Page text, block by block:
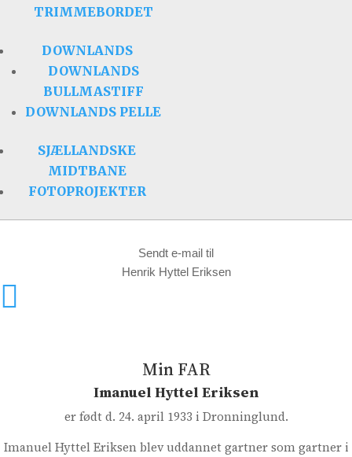
TRIMMEBORDET
DOWNLANDS
DOWNLANDS
BULLMASTIFF
DOWNLANDS PELLE
SJÆLLANDSKE
MIDTBANE
FOTOPROJEKTER
Sendt e-mail til
Henrik Hyttel Eriksen

Min FAR
Imanuel Hyttel Eriksen
er født d. 24. april 1933 i Dronninglund.
Imanuel Hyttel Eriksen blev uddannet gartner som gartner i